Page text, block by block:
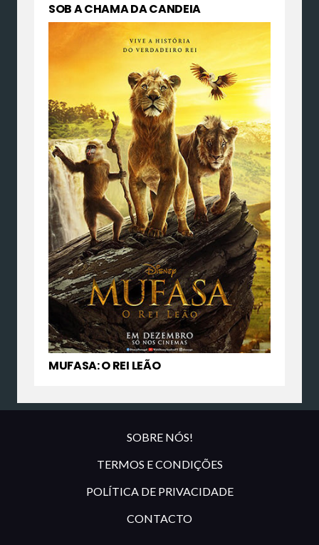
SOB A CHAMA DA CANDEIA
MUFASA: O REI LEÃO
SOBRE NÓS!
TERMOS E CONDIÇÕES
POLÍTICA DE PRIVACIDADE
CONTACTO